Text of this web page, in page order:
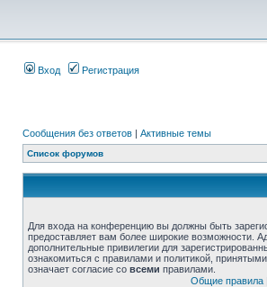
Вход Регистрация
Сообщения без ответов | Активные темы
Список форумов
Для входа на конференцию вы должны быть
предоставляет вам более широкие возможности.
дополнительные привилегии для
ознакомиться с правилами и политикой,
означает согласие со всеми правилами.
Общие правила|